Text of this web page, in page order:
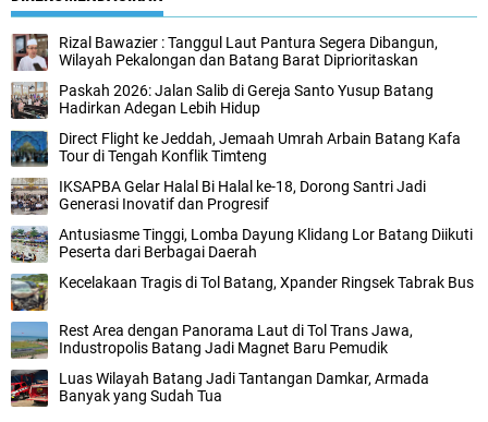
Rizal Bawazier : Tanggul Laut Pantura Segera Dibangun,
Wilayah Pekalongan dan Batang Barat Diprioritaskan
Paskah 2026: Jalan Salib di Gereja Santo Yusup Batang
Hadirkan Adegan Lebih Hidup
Direct Flight ke Jeddah, Jemaah Umrah Arbain Batang Kafa
Tour di Tengah Konflik Timteng
IKSAPBA Gelar Halal Bi Halal ke-18, Dorong Santri Jadi
Generasi Inovatif dan Progresif
Antusiasme Tinggi, Lomba Dayung Klidang Lor Batang Diikuti
Peserta dari Berbagai Daerah
Kecelakaan Tragis di Tol Batang, Xpander Ringsek Tabrak Bus
Rest Area dengan Panorama Laut di Tol Trans Jawa,
Industropolis Batang Jadi Magnet Baru Pemudik
Luas Wilayah Batang Jadi Tantangan Damkar, Armada
Banyak yang Sudah Tua